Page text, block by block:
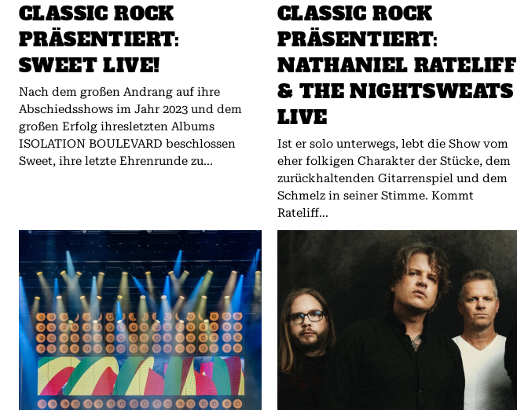
CLASSIC ROCK
PRÄSENTIERT:
SWEET LIVE!
Nach dem großen Andrang auf ihre
Abschiedsshows im Jahr 2023 und dem
großen Erfolg ihresletzten Albums
ISOLATION BOULEVARD beschlossen
Sweet, ihre letzte Ehrenrunde zu...
CLASSIC ROCK
PRÄSENTIERT:
NATHANIEL RATELIFF
& THE NIGHTSWEATS
LIVE
Ist er solo unterwegs, lebt die Show vom
eher folkigen Charakter der Stücke, dem
zurückhaltenden Gitarrenspiel und dem
Schmelz in seiner Stimme. Kommt
Rateliff...